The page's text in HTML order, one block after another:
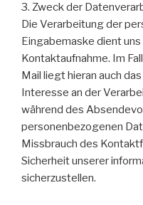
3. Zweck der
Die Verarbeitung der
Eingabemaske dient
Kontaktaufnahme. Im
Mail liegt hieran auch
Interesse an der
während des
personenbezogenen
Missbrauch des
Sicherheit unserer
sicherzustellen.